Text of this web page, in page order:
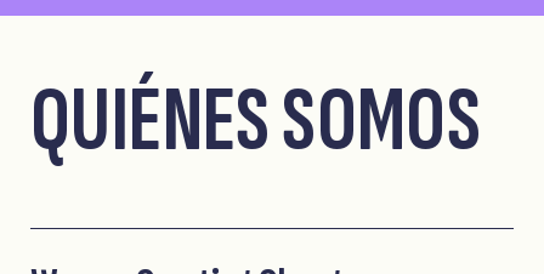
QUIÉNES SOMOS